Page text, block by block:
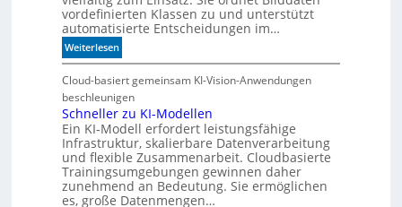
o
m
-
D
S
I
-
I
n
d
e
x
x
i
b
i
l
i
t
ä
t
vordefinierten Klassen zu und unterstützt
automatisierte Entscheidungen im…
Weiterlesen:
W
e
n
n
d
i
e
K
I
Cloud-basiert gemeinsam KI-Vision-Anwendungen
beschleunigen
Schneller zu KI-Modellen
Ein KI-Modell erfordert leistungsfähige
Infrastruktur, skalierbare Datenverarbeitung
und flexible Zusammenarbeit. Cloudbasierte
Trainingsumgebungen gewinnen daher
zunehmend an Bedeutung. Sie ermöglichen
es, große Datenmengen…